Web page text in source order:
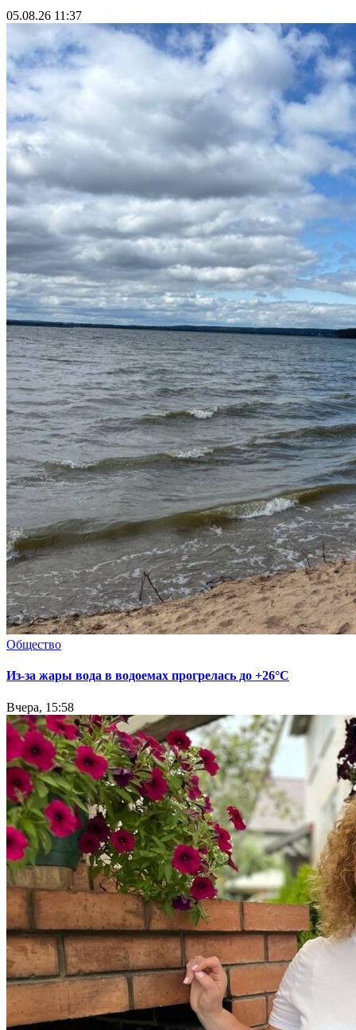
05.08.26 11:37
Общество
Из-за жары вода в водоемах прогрелась до +26°C
Вчера, 15:58